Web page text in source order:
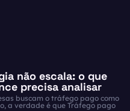
não escala: o que
precisa analisar
buscam o tráfego pago como
a verdade é que Tráfego pago